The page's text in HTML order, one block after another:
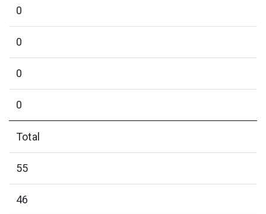
0
0
0
0
Total
55
46